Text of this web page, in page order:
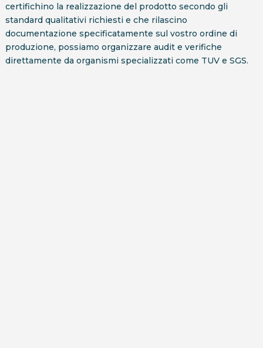
certifichino la realizzazione del prodotto secondo gli
standard qualitativi richiesti e che rilascino
documentazione specificatamente sul vostro ordine di
produzione, possiamo organizzare audit e verifiche
direttamente da organismi specializzati come TUV e SGS.